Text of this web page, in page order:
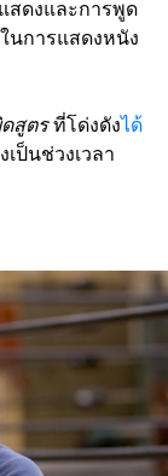
สดงและการพูด
นการแสดงหนัง
สูตรที่โด่งดังได้
ป็นช่วงเวลา